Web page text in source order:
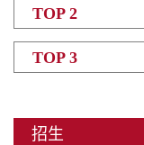
TOP 2
TOP 3
招生